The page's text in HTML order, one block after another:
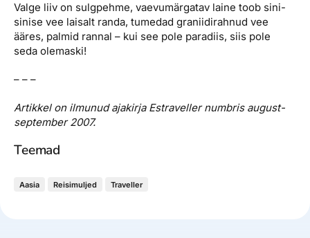
Valge liiv on sulgpehme, vaevumärgatav laine toob sini-
sinise vee laisalt randa, tumedad graniidirahnud vee
ääres, palmid rannal – kui see pole paradiis, siis pole
seda olemaski!
– – –
Artikkel on ilmunud ajakirja Estraveller numbris august-
september 2007.
Teemad
Aasia Reisimuljed Traveller